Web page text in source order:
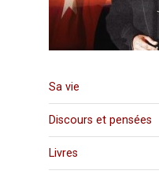
Sa vie
Discours et pensées
Livres